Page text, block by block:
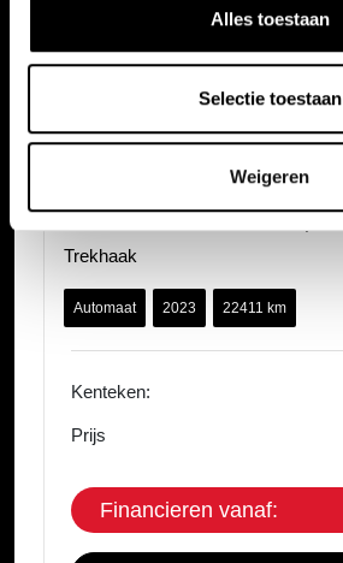
Alles toestaan
Selectie toestaan
Weigeren
Trekhaak
Automaat 2023 22411 km
Kenteken:
Prijs
Financieren vanaf: